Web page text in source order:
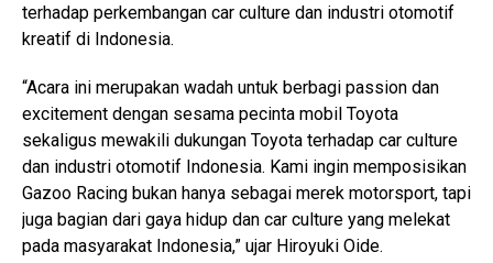
terhadap perkembangan car culture dan industri otomotif
kreatif di Indonesia.
“Acara ini merupakan wadah untuk berbagi passion dan
excitement dengan sesama pecinta mobil Toyota
sekaligus mewakili dukungan Toyota terhadap car culture
dan industri otomotif Indonesia. Kami ingin memposisikan
Gazoo Racing bukan hanya sebagai merek motorsport, tapi
juga bagian dari gaya hidup dan car culture yang melekat
pada masyarakat Indonesia,” ujar Hiroyuki Oide.